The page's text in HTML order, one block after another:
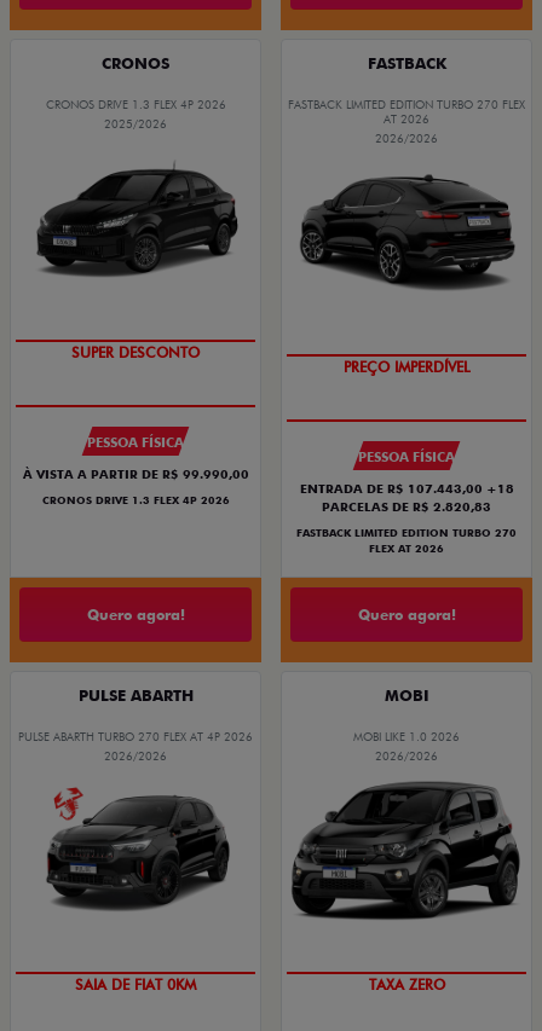
CRONOS
CRONOS DRIVE 1.3 FLEX 4P 2026
2025/2026
BÔNUS DE ATÉ R$ 14 MIL
PESSOA FÍSICA
À VISTA A PARTIR DE R$ 99.990,00
CRONOS DRIVE 1.3 FLEX 4P 2026
Quero agora!
FASTBACK
FASTBACK LIMITED EDITION TURBO 270 FLEX
AT 2026
2026/2026
COM USADO NA TROCA
PESSOA FÍSICA
ENTRADA DE R$ 107.443,00 +18
PARCELAS DE R$ 2.820,83
FASTBACK LIMITED EDITION TURBO 270
FLEX AT 2026
Quero agora!
PULSE ABARTH
PULSE ABARTH TURBO 270 FLEX AT 4P 2026
2026/2026
MOBI
MOBI LIKE 1.0 2026
2026/2026
PREÇO IMPERDÍVEL